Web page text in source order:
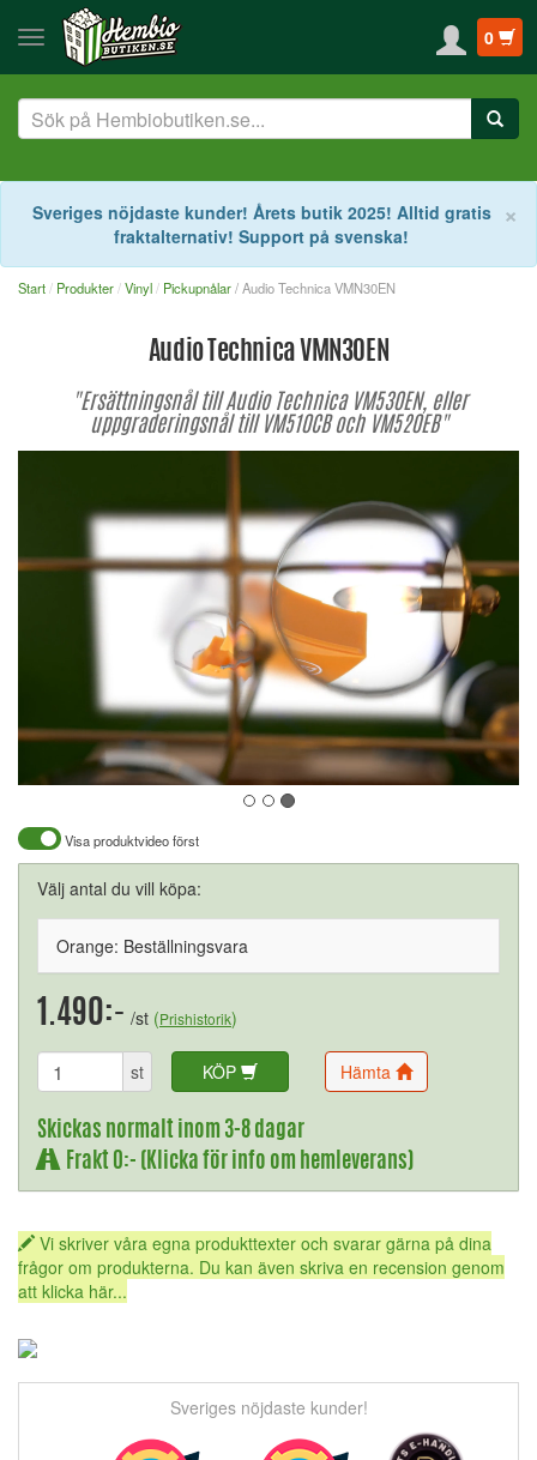
0
×
Sveriges nöjdaste kunder! Årets butik 2025! Alltid gratis
fraktalternativ! Support på svenska!
Start Produkter Vinyl Pickupnålar/ Audio Technica VMN30EN
Audio Technica VMN30EN
"Ersättningsnål till Audio Technica VM530EN, eller
uppgraderingsnål till VM510CB och VM520EB"
Visa produktvideo först
Välj antal du vill köpa:
Orange: Beställningsvara
1.490:- /st (Prishistorik)
st KÖP Hämta
Skickas normalt inom 3-8 dagar
Frakt 0:- (Klicka för info om hemleverans)
Vi skriver våra egna produkttexter och svarar gärna på dina
frågor om produkterna. Du kan även skriva en recension genom
att klicka här...
Sveriges nöjdaste kunder!